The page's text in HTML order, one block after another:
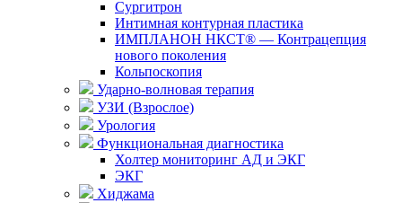
Сургитрон
Интимная контурная пластика
ИМПЛАНОН НКСТ® — Контрацепция
нового поколения
Кольпоскопия
Ударно-волновая терапия
УЗИ (Взрослое)
Урология
Функциональная диагностика
Холтер мониторинг АД и ЭКГ
ЭКГ
Хиджама